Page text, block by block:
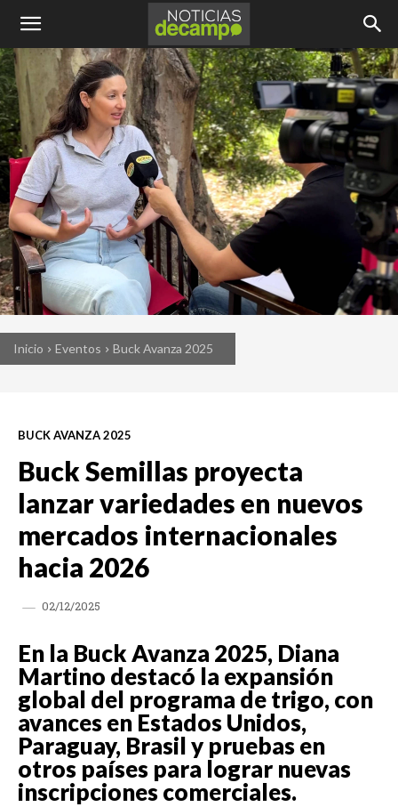
Inicio Eventos Buck Avanza 2025
BUCK AVANZA 2025
Buck Semillas proyecta
lanzar variedades en nuevos
mercados internacionales
hacia 2026
02/12/2025
En la Buck Avanza 2025, Diana
Martino destacó la expansión
global del programa de trigo, con
avances en Estados Unidos,
Paraguay, Brasil y pruebas en
otros países para lograr nuevas
inscripciones comerciales.